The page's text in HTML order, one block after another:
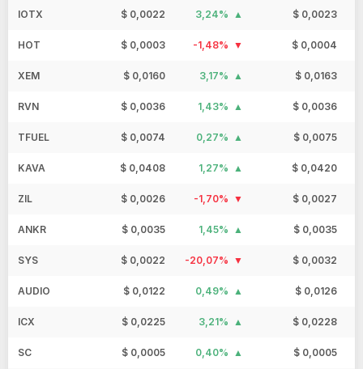
IOTX $ 0,0022 3,24% $ 0,0023
HOT $ 0,0003 -1,48% $ 0,0004
XEM $ 0,0160 3,17% $ 0,0163
RVN $ 0,0036 1,43% $ 0,0036
TFUEL $ 0,0074 0,27% $ 0,0075
KAVA $ 0,0408 1,27% $ 0,0420
ZIL $ 0,0026 -1,70% $ 0,0027
ANKR $ 0,0035 1,45% $ 0,0035
SYS $ 0,0022 -20,07% $ 0,0032
AUDIO $ 0,0122 0,49% $ 0,0126
ICX $ 0,0225 3,21% $ 0,0228
SC $ 0,0005 0,40% $ 0,0005